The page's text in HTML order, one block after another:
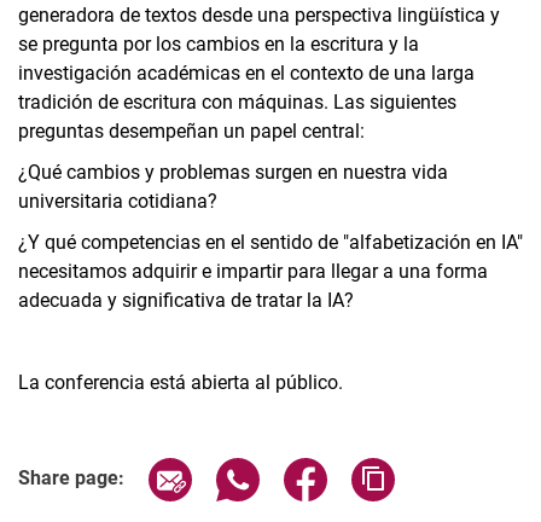
generadora de textos desde una perspectiva lingüística y
se pregunta por los cambios en la escritura y la
investigación académicas en el contexto de una larga
tradición de escritura con máquinas. Las siguientes
preguntas desempeñan un papel central:
¿Qué cambios y problemas surgen en nuestra vida
universitaria cotidiana?
¿Y qué competencias en el sentido de "alfabetización en IA"
necesitamos adquirir e impartir para llegar a una forma
adecuada y significativa de tratar la IA?
La conferencia está abierta al público.
Share page: Share page via email
Share page via WhatsApp
Share page via